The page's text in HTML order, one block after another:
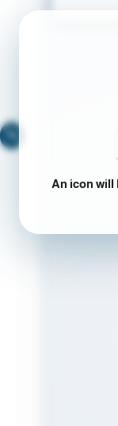
An icon will